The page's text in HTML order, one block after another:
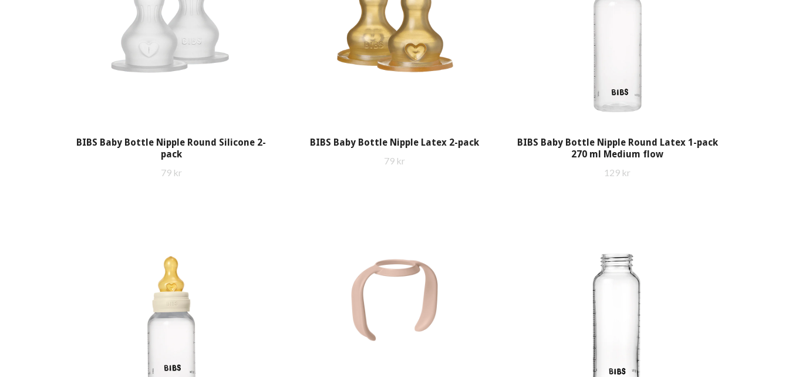
BIBS Baby Bottle Nipple Round Silicone 2-
pack
79 kr
BIBS Baby Bottle Nipple Latex 2-pack
79 kr
BIBS Baby Bottle Nipple Round Latex 1-pack
270 ml Medium flow
129 kr